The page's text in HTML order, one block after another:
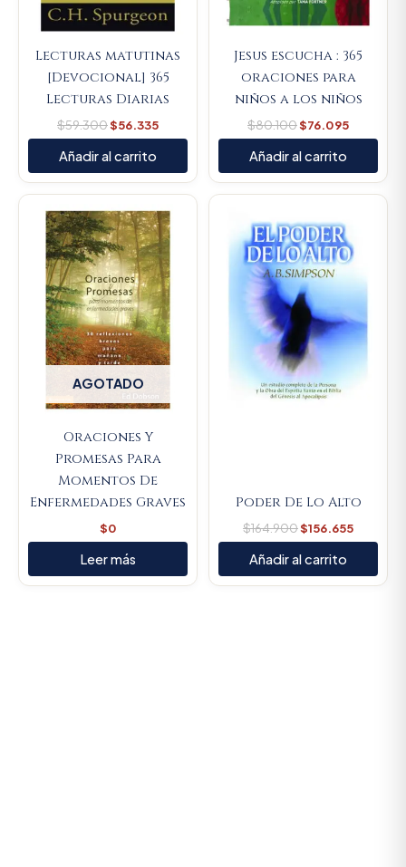
Lecturas matutinas
[Devocional] 365
Lecturas Diarias
$59.300$56.335
Añadir al carrito
Jesus escucha : 365
oraciones para
niños a los niños
$80.100$76.095
Añadir al carrito
AGOTADO
Oraciones Y
Promesas Para
Momentos De
Enfermedades Graves
$0
Leer más
Poder De Lo Alto
$164.900
was:
$164.900.
$156.655
Current
Añadir al carrito